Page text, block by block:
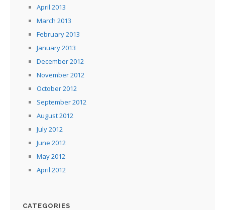
April 2013
March 2013
February 2013
January 2013
December 2012
November 2012
October 2012
September 2012
August 2012
July 2012
June 2012
May 2012
April 2012
CATEGORIES